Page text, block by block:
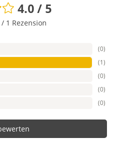
4.0 / 5
/ 1 Rezension
(0)
(1)
(0)
(0)
(0)